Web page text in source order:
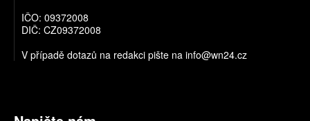
IČO: 09372008
DIČ: CZ09372008
V případě dotazů na redakci pište na info@wn24.cz